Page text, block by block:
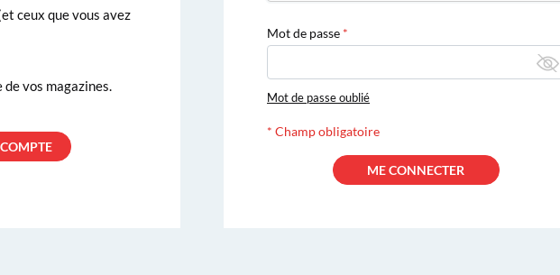
Mot de passe
Mot de passe oublié
* Champ obligatoire
ceux que vous avez
vos magazines.